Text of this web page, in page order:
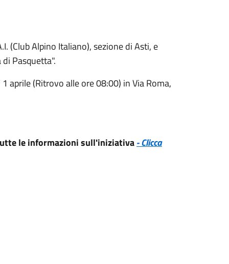
(Club Alpino Italiano), sezione di Asti, e
Pasquetta".
aprile (Ritrovo alle ore 08:00) in Via Roma,
le informazioni sull'iniziativa- Clicca